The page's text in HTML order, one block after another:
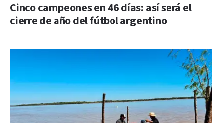
Cinco campeones en 46 días: así será el
cierre de año del fútbol argentino